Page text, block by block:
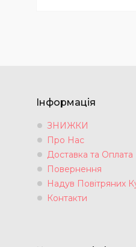
Інформація
ЗНИЖКИ
Про Нас
Доставка та Оплата
Повернення
Надув Повітряних
Контакти